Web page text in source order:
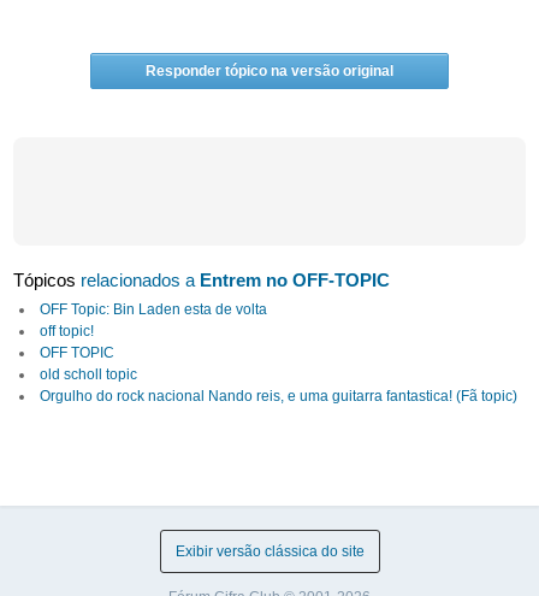
Responder tópico na versão original
Tópicos relacionados a Entrem no OFF-TOPIC
OFF Topic: Bin Laden esta de volta
off topic!
OFF TOPIC
old scholl topic
Orgulho do rock nacional Nando reis, e uma guitarra fantastica! (Fã topic)
Exibir versão clássica do site